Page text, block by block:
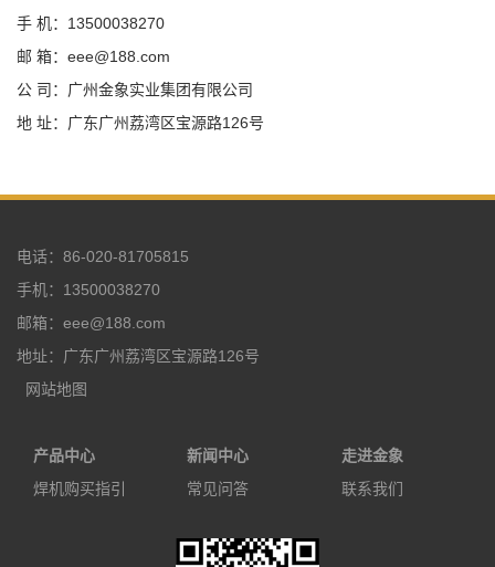
手 机：13500038270
邮 箱：eee@188.com
公 司：广州金象实业集团有限公司
地 址：广东广州荔湾区宝源路126号
电话：86-020-81705815
手机：13500038270
邮箱：eee@188.com
地址：广东广州荔湾区宝源路126号
网站地图
产品中心
焊机购买指引
新闻中心
常见问答
走进金象
联系我们